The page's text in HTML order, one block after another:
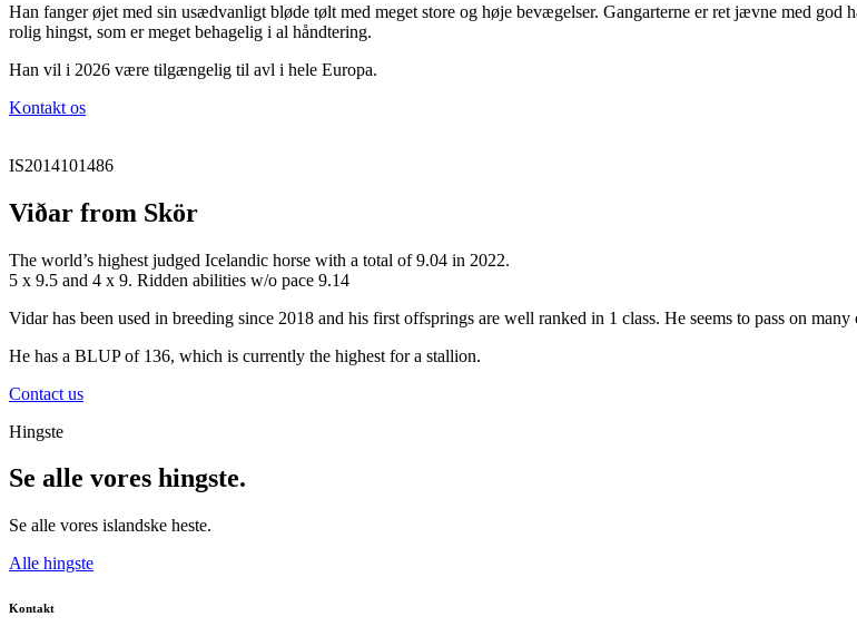
Han fanger øjet med sin usædvanligt bløde tølt med meget store og høje bevægelser. Gangarterne er ret jævne med
rolig hingst, som er meget behagelig i al håndtering.
Han vil i 2026 være tilgængelig til avl i hele Europa.
Kontakt os
IS2014101486
Viðar from Skör
The world’s highest judged Icelandic horse with a total of 9.04 in 2022.
5 x 9.5 and 4 x 9. Ridden abilities w/o pace 9.14
Vidar has been used in breeding since 2018 and his first offsprings are well ranked in 1 class. He seems to pass on
He has a BLUP of 136, which is currently the highest for a stallion.
Contact us
Hingste
Se alle vores hingste.
Se alle vores islandske heste.
Alle hingste
Kontakt